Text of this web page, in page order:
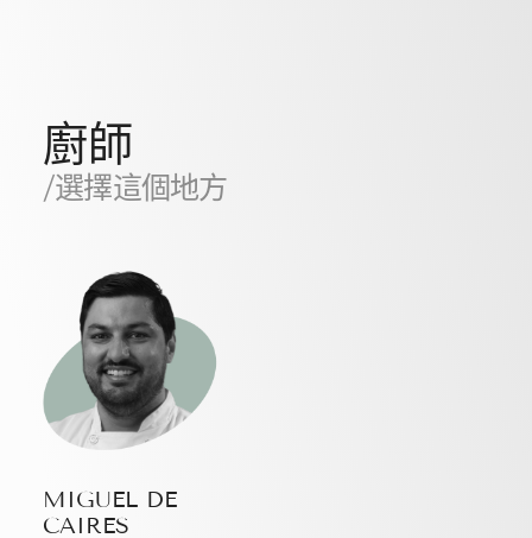
廚師
/選擇這個地方
MIGUEL DE
CAIRES